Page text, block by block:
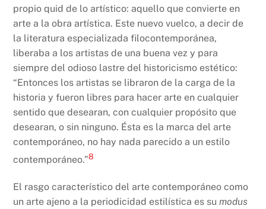
propio quid de lo artístico: aquello que convierte en
arte a la obra artística. Este nuevo vuelco, a decir de
la literatura especializada filocontemporánea,
liberaba a los artistas de una buena vez y para
siempre del odioso lastre del historicismo estético:
“Entonces los artistas se libraron de la carga de la
historia y fueron libres para hacer arte en cualquier
sentido que desearan, con cualquier propósito que
desearan, o sin ninguno. Ésta es la marca del arte
contemporáneo, no hay nada parecido a un estilo
contemporáneo.”8
El rasgo característico del arte contemporáneo como
un arte ajeno a la periodicidad estilística es su modus